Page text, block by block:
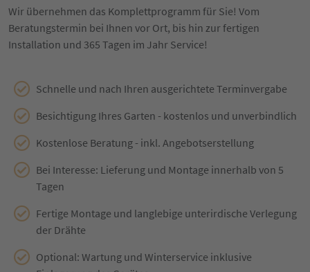
Wir übernehmen das Komplettprogramm für Sie! Vom
Beratungstermin bei Ihnen vor Ort, bis hin zur fertigen
Installation und 365 Tagen im Jahr Service!
Schnelle und nach Ihren ausgerichtete Terminvergabe
Besichtigung Ihres Garten - kostenlos und unverbindlich
Kostenlose Beratung - inkl. Angebotserstellung
Bei Interesse: Lieferung und Montage innerhalb von 5
Tagen
Fertige Montage und langlebige unterirdische Verlegung
der Drähte
Optional: Wartung und Winterservice inklusive